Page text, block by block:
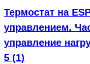
Термостат на
управлением.
управление
5 (1)